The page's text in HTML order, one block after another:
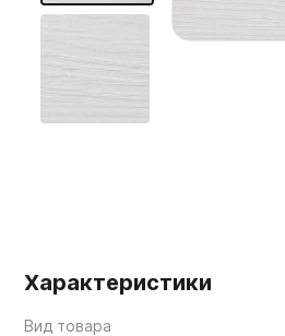
Мебельные образцы, каталоги
Характеристики
Вид товара